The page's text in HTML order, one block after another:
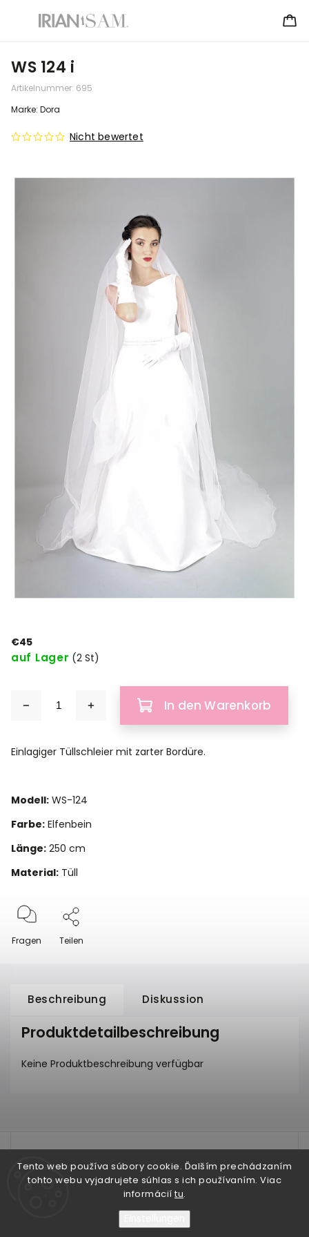
Tento web používa súbory cookie. Ďalším prechádzaním
tohto webu vyjadrujete súhlas s ich používaním. Viac
informácií tu.
WS 124 i
Artikelnummer: 695
Nicht bewertet
Marke: Dora
€45
auf Lager (2 St)
In den Warenkorb
Einlagiger Tüllschleier mit zarter Bordüre.
Modell: WS-124
Farbe: Elfenbein
Länge: 250 cm
Material: Tüll
Fragen Teilen
Beschreibung Diskussion
Produktdetailbeschreibung
Keine Produktbeschreibung verfügbar
test